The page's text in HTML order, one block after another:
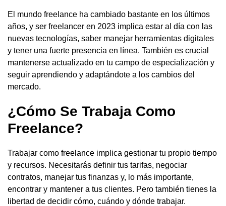
El mundo freelance ha cambiado bastante en los últimos
años, y ser freelancer en 2023 implica estar al día con las
nuevas tecnologías, saber manejar herramientas digitales
y tener una fuerte presencia en línea. También es crucial
mantenerse actualizado en tu campo de especialización y
seguir aprendiendo y adaptándote a los cambios del
mercado.
¿Cómo Se Trabaja Como
Freelance?
Trabajar como freelance implica gestionar tu propio tiempo
y recursos. Necesitarás definir tus tarifas, negociar
contratos, manejar tus finanzas y, lo más importante,
encontrar y mantener a tus clientes. Pero también tienes la
libertad de decidir cómo, cuándo y dónde trabajar.